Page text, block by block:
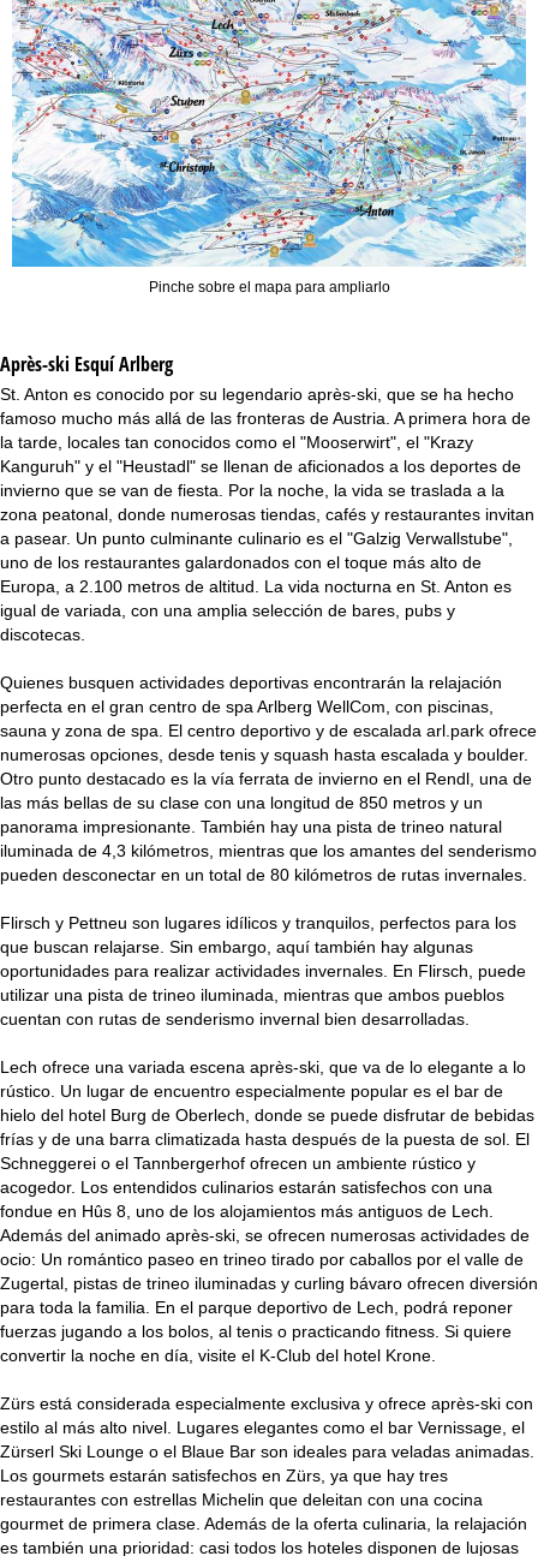
Pinche sobre el mapa para ampliarlo
Après-ski Esquí Arlberg
St. Anton es conocido por su legendario après-ski, que se ha hecho
famoso mucho más allá de las fronteras de Austria. A primera hora de
la tarde, locales tan conocidos como el "Mooserwirt", el "Krazy
Kanguruh" y el "Heustadl" se llenan de aficionados a los deportes de
invierno que se van de fiesta. Por la noche, la vida se traslada a la
zona peatonal, donde numerosas tiendas, cafés y restaurantes invitan
a pasear. Un punto culminante culinario es el "Galzig Verwallstube",
uno de los restaurantes galardonados con el toque más alto de
Europa, a 2.100 metros de altitud. La vida nocturna en St. Anton es
igual de variada, con una amplia selección de bares, pubs y
discotecas.
Quienes busquen actividades deportivas encontrarán la relajación
perfecta en el gran centro de spa Arlberg WellCom, con piscinas,
sauna y zona de spa. El centro deportivo y de escalada arl.park ofrece
numerosas opciones, desde tenis y squash hasta escalada y boulder.
Otro punto destacado es la vía ferrata de invierno en el Rendl, una de
las más bellas de su clase con una longitud de 850 metros y un
panorama impresionante. También hay una pista de trineo natural
iluminada de 4,3 kilómetros, mientras que los amantes del senderismo
pueden desconectar en un total de 80 kilómetros de rutas invernales.
Flirsch y Pettneu son lugares idílicos y tranquilos, perfectos para los
que buscan relajarse. Sin embargo, aquí también hay algunas
oportunidades para realizar actividades invernales. En Flirsch, puede
utilizar una pista de trineo iluminada, mientras que ambos pueblos
cuentan con rutas de senderismo invernal bien desarrolladas.
Lech ofrece una variada escena après-ski, que va de lo elegante a lo
rústico. Un lugar de encuentro especialmente popular es el bar de
hielo del hotel Burg de Oberlech, donde se puede disfrutar de bebidas
frías y de una barra climatizada hasta después de la puesta de sol. El
Schneggerei o el Tannbergerhof ofrecen un ambiente rústico y
acogedor. Los entendidos culinarios estarán satisfechos con una
fondue en Hûs 8, uno de los alojamientos más antiguos de Lech.
Además del animado après-ski, se ofrecen numerosas actividades de
ocio: Un romántico paseo en trineo tirado por caballos por el valle de
Zugertal, pistas de trineo iluminadas y curling bávaro ofrecen diversión
para toda la familia. En el parque deportivo de Lech, podrá reponer
fuerzas jugando a los bolos, al tenis o practicando fitness. Si quiere
convertir la noche en día, visite el K-Club del hotel Krone.
Zürs está considerada especialmente exclusiva y ofrece après-ski con
estilo al más alto nivel. Lugares elegantes como el bar Vernissage, el
Zürserl Ski Lounge o el Blaue Bar son ideales para veladas animadas.
Los gourmets estarán satisfechos en Zürs, ya que hay tres
restaurantes con estrellas Michelin que deleitan con una cocina
gourmet de primera clase. Además de la oferta culinaria, la relajación
es también una prioridad: casi todos los hoteles disponen de lujosas